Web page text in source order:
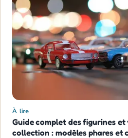
À lire
Guide complet des figurines et
collection : modèles phares et